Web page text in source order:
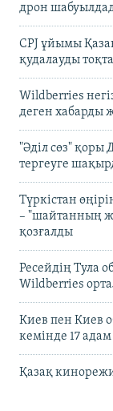
дрон
CPJ ұйымы
қудалауды
Wildberries
деген хабарды
"Әділ сөз" қоры
тергеуге
Түркістан
– "шайтанның
қозғалды
Ресейдің Тула
Wildberries
Киев пен Киев
кемінде 17
Қазақ